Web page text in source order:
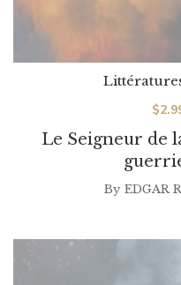
Le Seigneur de
$
By EDGAR